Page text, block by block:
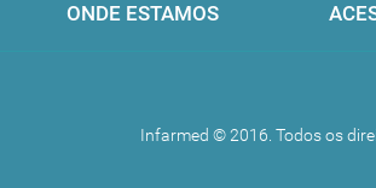
ONDE ESTAMOS
Infarmed © 2016. Todos os